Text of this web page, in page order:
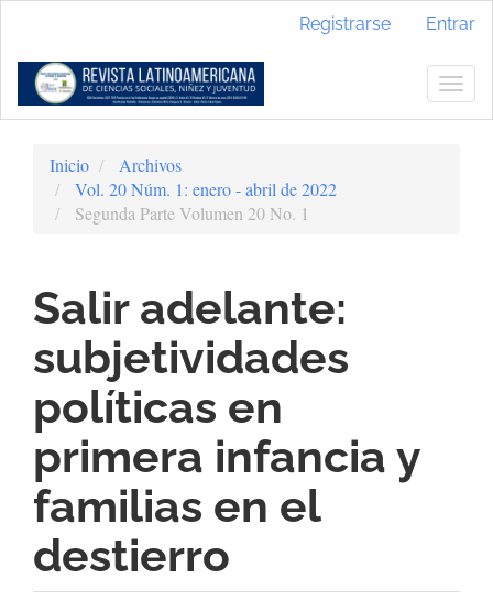
Contenido
principal
Barra
Registrarse Entrar
Inicio
Archivos
Vol. 20 Núm. 1: enero - abril de 2022
Segunda Parte Volumen 20 No. 1
Salir adelante:
subjetividades
políticas en
primera infancia y
familias en el
destierro